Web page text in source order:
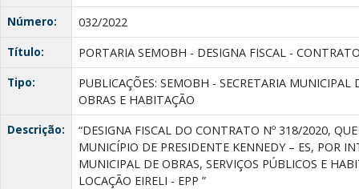
Número:
032/2022
Título:
PORTARIA SEMOBH - DESIGNA FISCAL -
Tipo:
PUBLICAÇÕES: SEMOBH - SECRETARIA MUNICIPAL
OBRAS E HABITAÇÃO
Descrição:
“DESIGNA FISCAL DO CONTRATO Nº 318/2020,
MUNICÍPIO DE PRESIDENTE KENNEDY – ES, POR
MUNICIPAL DE OBRAS, SERVIÇOS PÚBLICOS E
LOCAÇÃO EIRELI - EPP ”